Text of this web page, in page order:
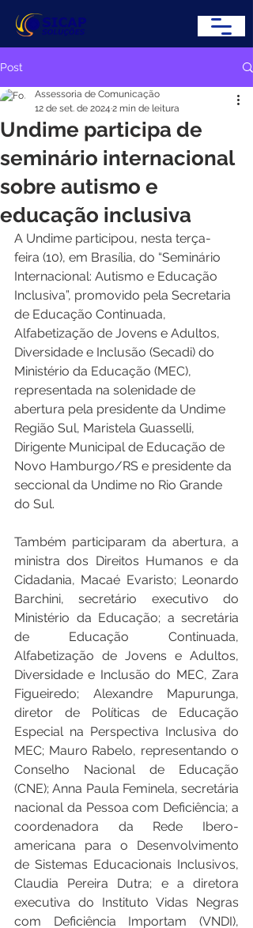
Post
Undime participa de
seminário internacional
sobre autismo e
educação inclusiva
Assessoria de Comunicação
12 de set. de 2024 2 min de leitura
A Undime participou, nesta terça-
feira (10), em Brasília, do “Seminário
Internacional: Autismo e Educação
Inclusiva”, promovido pela Secretaria
de Educação Continuada,
Alfabetização de Jovens e Adultos,
Diversidade e Inclusão (Secadi) do
Ministério da Educação (MEC),
representada na solenidade de
abertura pela presidente da Undime
Região Sul, Maristela Guasselli,
Dirigente Municipal de Educação de
Novo Hamburgo/RS e presidente da
seccional da Undime no Rio Grande
do Sul.
Também participaram da abertura, a
ministra dos Direitos Humanos e da
Cidadania, Macaé Evaristo; Leonardo
Barchini, secretário executivo do
Ministério da Educação; a secretária
de Educação Continuada,
Alfabetização de Jovens e Adultos,
Diversidade e Inclusão do MEC, Zara
Figueiredo; Alexandre Mapurunga,
diretor de Políticas de Educação
Especial na Perspectiva Inclusiva do
MEC; Mauro Rabelo, representando o
Conselho Nacional de Educação
(CNE); Anna Paula Feminela, secretária
nacional da Pessoa com Deficiência; a
coordenadora da Rede Ibero-
americana para o Desenvolvimento
de Sistemas Educacionais Inclusivos,
Claudia Pereira Dutra; e a diretora
executiva do Instituto Vidas Negras
com Deficiência Importam (VNDI),